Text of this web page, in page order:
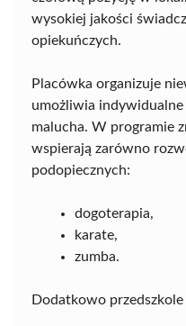
wysokiej jakości
opiekuńczych.
Placówka organizuje
umożliwia indywidualne
malucha. W programie
wspierają zarówno
podopiecznych:
dogoterapia,
karate,
zumba.
Dodatkowo przedszkole